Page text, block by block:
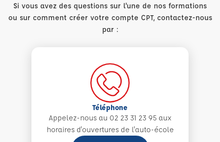
Si vous avez des questions sur l'une de nos formations
ou sur comment créer votre compte CPT, contactez-nous
par :
Téléphone
Appelez-nous au 02 23 31 23 95 aux
horaires d'ouvertures de l'auto-école